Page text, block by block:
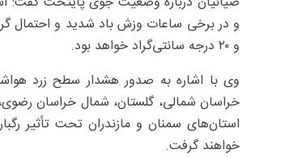
و ۲۰ درجه سانتی‌گراد خواهد بود.
وی با اشاره به صدور هشدار سطح زرد
خراسان شمالی، گلستان، شمال خراسان رضوی،
استان‌های سمنان و مازندران تحت تأثیر
خواهند گرفت.